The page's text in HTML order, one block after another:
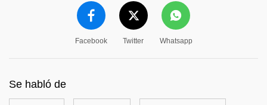
Facebook Twitter Whatsapp
Se habló de